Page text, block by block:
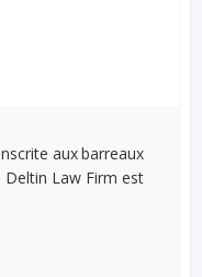
aux barreaux
Deltin Law Firm est